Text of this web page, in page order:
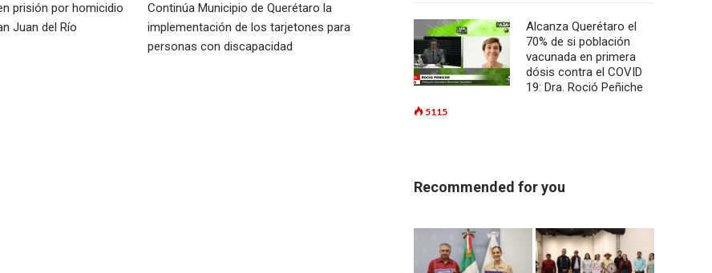
prisión por homicidio
Juan del Río
Continúa Municipio de Querétaro la
implementación de los tarjetones para
personas con discapacidad
Alcanza Querétaro el
70% de si población
vacunada en primera
dósis contra el COVID
19: Dra. Roció Peñiche
5115
Recommended for you